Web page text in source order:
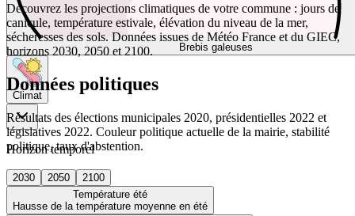
Brebis galeuses
Climat
Horizon temporel
2030 2050
2100
Température été
Hausse de la température moyenne en été
Découvrez les projections climatiques de votre commune : jours de
canicule, température estivale, élévation du niveau de la mer,
sécheresses des sols. Données issues de Météo France et du GIEC,
horizons 2030, 2050 et 2100.
Données politiques
Résultats des élections municipales 2020, présidentielles 2022 et
législatives 2022. Couleur politique actuelle de la mairie, stabilité
politique, taux d'abstention.